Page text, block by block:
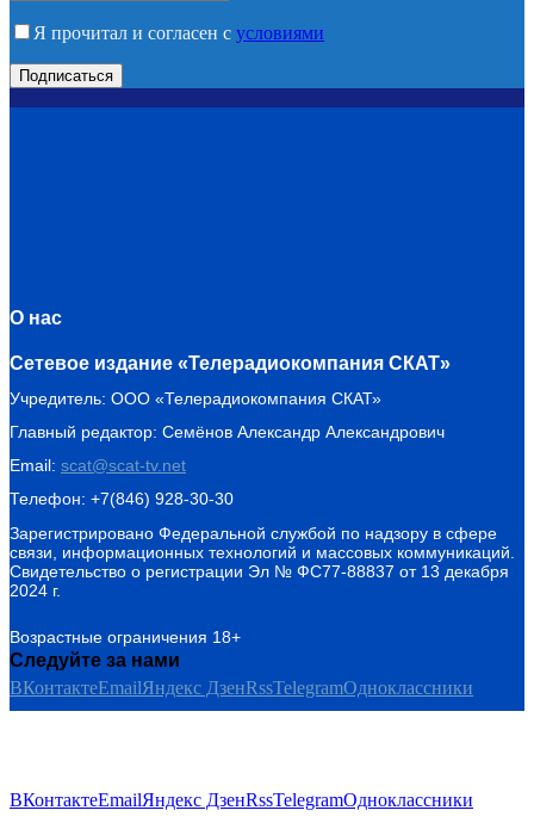
Я прочитал и согласен с условиями
О нас
Сетевое издание «Телерадиокомпания СКАТ»
Учредитель: ООО «Телерадиокомпания СКАТ»
Главный редактор: Семёнов Александр Александрович
Email: scat@scat-tv.net
Телефон: +7(846) 928-30-30
Зарегистрировано Федеральной службой по надзору в сфере
связи, информационных технологий и массовых коммуникаций.
Свидетельство о регистрации Эл № ФС77-88837 от 13 декабря
2024 г.
Возрастные ограничения 18+
Следуйте за нами
ВКонтактеEmailЯндекс ДзенRssTelegramОдноклассники
ВКонтактеEmailЯндекс ДзенRssTelegramОдноклассники